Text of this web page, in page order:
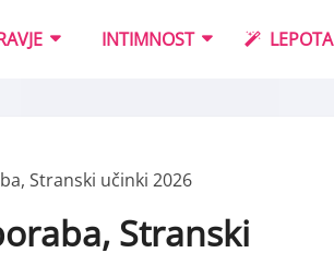
INTIMNOST LEPOTA
Stranski učinki 2026
Stranski